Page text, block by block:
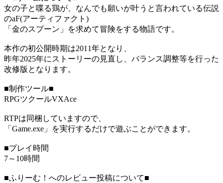
女の子と喋る鶏が、なんでも願いが叶うと言われている伝説
のaF(アーティファクト)
「金のスプーン」を求めて冒険をする物語です。
本作の初公開時期は2011年となり、
昨年2025年にストーリーの見直し、バランス調整等を行った
改修版となります。
■制作ツール■
RPGツクールVXAce
RTPは同梱していますので、
「Game.exe」を実行するだけで遊ぶことができます。
■プレイ時間
7～10時間
■ふりーむ！へのレビュー投稿について■